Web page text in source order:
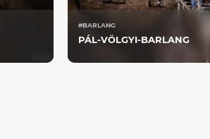
#BARLANG
PÁL-VÖLGYI-BARLANG